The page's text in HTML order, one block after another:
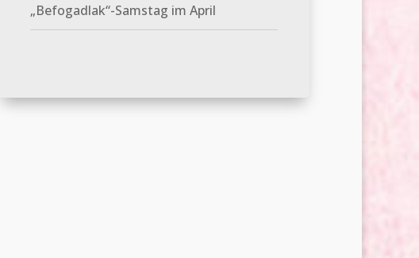
„Befogadlak“-Samstag im April